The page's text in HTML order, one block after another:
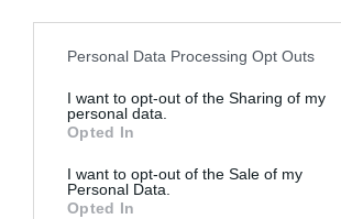
Please note that this website/app uses one
not limited to your visit or usage behaviour.
grant or deny consent to Google and its
use your data for below specified purposes
consent section.
Personal Data Processing Opt Outs
I want to opt-out of the Sharing of my
personal data.
Opted In
I want to opt-out of the Sale of my
Personal Data.
Opted In
Korábbi bejegyzések
HASONLÓ BEJEGYZÉSEK